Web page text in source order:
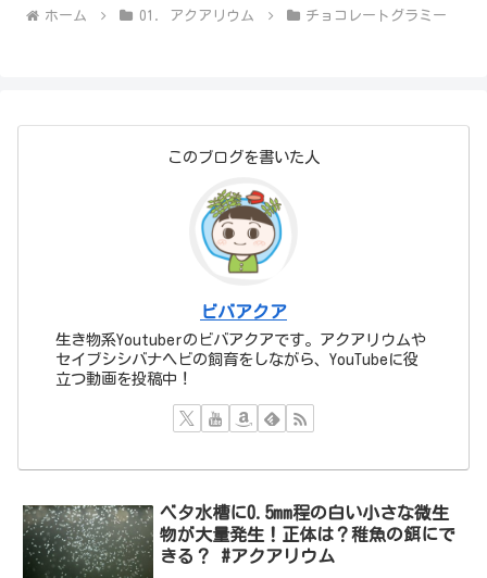
ホーム 01. アクアリウム チョコレートグラミー
このブログを書いた人
ビバアクア
生き物系Youtuberのビバアクアです。アクアリウムや
セイブシシバナヘビの飼育をしながら、YouTubeに役
立つ動画を投稿中！
ベタ水槽に0.5mm程の白い小さな微生
物が大量発生！正体は？稚魚の餌にで
きる？ #アクアリウム